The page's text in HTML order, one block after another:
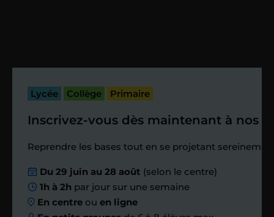
passé.
Étape 4
Nous planifions
ensemble des
Lycée Collège Primaire
Inscrivez-vous dès maintenant à nos
Reprendre les bases tout en se projetant
Du 29 juin au 28 août (selon le centre)
1h à 2h par jour sur une semaine
En centre ouen ligne